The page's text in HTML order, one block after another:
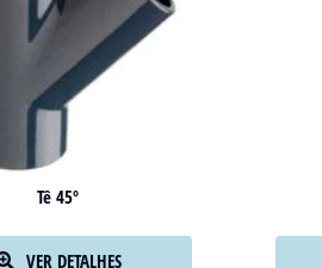
Tê 45º
VER DETALHES